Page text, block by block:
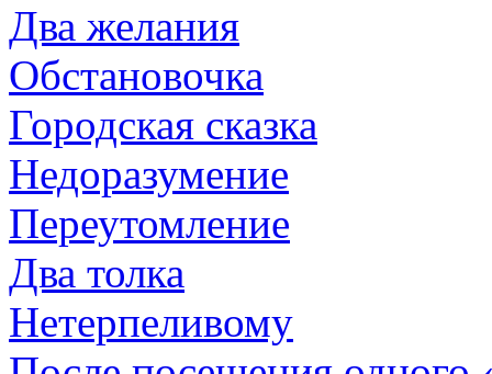
Два желания
Обстановочка
Городская сказка
Недоразумение
Переутомление
Два толка
Нетерпеливому